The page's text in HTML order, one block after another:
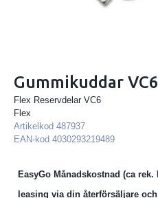
Gummikuddar VC6
Flex Reservdelar VC6
Flex
Artikelkod 487937
EAN-kod 4030293219489
EasyGo Månadskostnad